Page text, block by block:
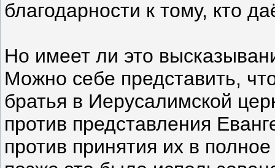
благодарности к тому, кто
Но имеет ли это
Можно себе представить,
братья в Иерусалимской
против представления
против принятия их в